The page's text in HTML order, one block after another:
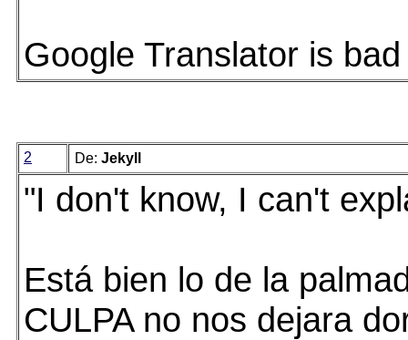
Google Translator is
2 De: Jekyll
"I don't know, I can't
Está bien lo de la
CULPA no nos dejara